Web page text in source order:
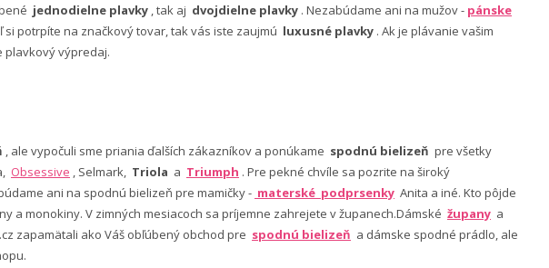
jednodielne plavky , tak aj dvojdielne plavky . Nezabúdame ani na mužov - pánske
potrpíte na značkový tovar, tak vás iste zaujmú luxusné plavky . Ak je plávanie vašim
plavkový výpredaj.
, ale vypočuli sme priania ďalších zákazníkov a ponúkame spodnú bielizeň pre všetky
Obsessive , Selmark, Triola a Triumph . Pre pekné chvíle sa pozrite na široký
ani na spodnú bielizeň pre mamičky - materské podprsenky Anita a iné. Kto pôjde
a monokiny. V zimných mesiacoch sa príjemne zahrejete v županech.Dámské župany a
zapamätali ako Váš obľúbený obchod pre spodnú bielizeň a dámske spodné prádlo, ale